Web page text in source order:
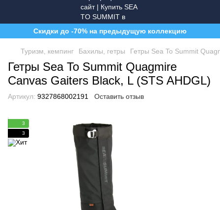
Скидки до -70% на предыдущую коллекцию
Туризм, кемпинг Бахилы, гетры Гетры Sea To Summit
Гетры Sea To Summit Quagmire
Canvas Gaiters Black, L (STS AHDGL)
Артикул: 9327868002191 Оставить отзыв
3
3